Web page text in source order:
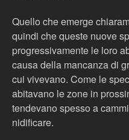
Quello che emerge
quindi che queste nuove
progressivamente le loro
causa della mancanza di
cui vivevano. Come le
abitavano le zone in
tendevano spesso a
nidificare.